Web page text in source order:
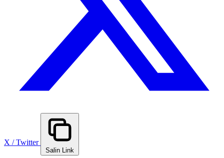
X / Twitter
Salin Link